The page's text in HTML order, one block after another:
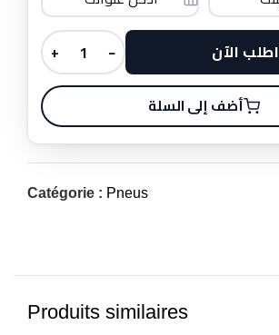
اطلب الآن −
+
أضف إلى السلة
Catégorie : Pneus
Produits similaires